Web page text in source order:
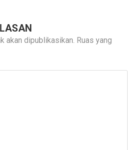
akan dipublikasikan. Ruas yang